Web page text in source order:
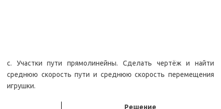
с. Участки пути прямолинейны. Сделать чертёж и найти
среднюю скорость пути и среднюю скорость перемещения
игрушки.
Решение